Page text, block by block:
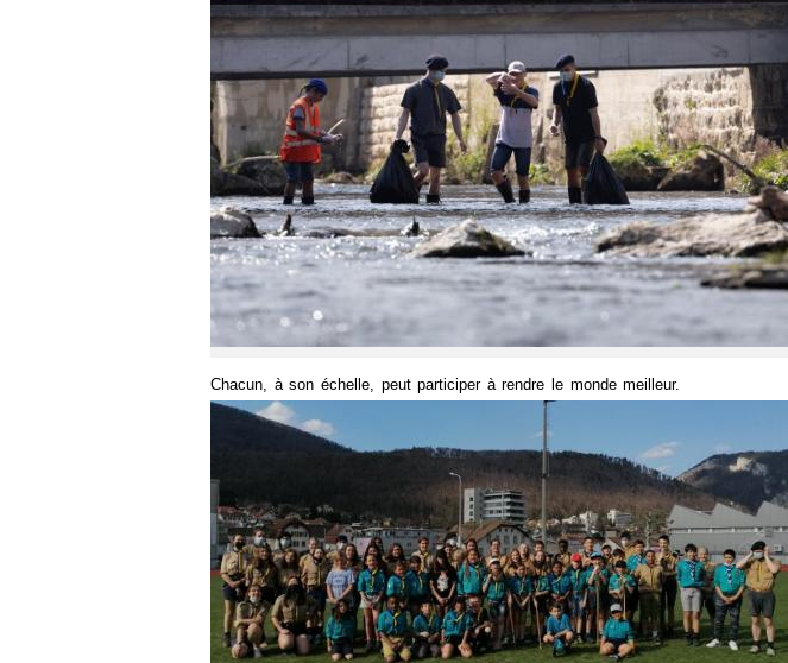
Chacun, à son échelle, peut participer à rendre le monde meilleur.